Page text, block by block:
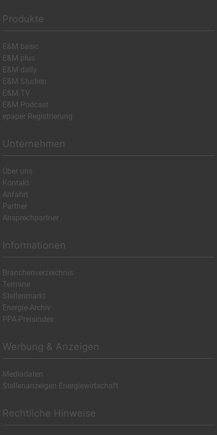
Produkte
E&M basic
E&M plus
E&M daily
E&M Studien
E&M TV
E&M Podcast
epaper Registrierung
Unternehmen
Über uns
Kontakt
Anfahrt
Partner
Ansprechpartner
Informationen
Branchenverzeichnis
Termine
Stellenmarkt
Energie-Archiv
PPA-Preisindex
Werbung & Anzeigen
Mediadaten
Stellenanzeigen Energiewirtschaft
Rechtliche Hinweise